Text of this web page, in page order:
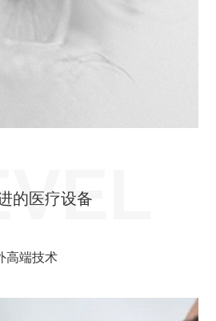
的医疗设备
高端技术